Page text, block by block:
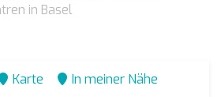
in Basel
Karte In meiner Nähe